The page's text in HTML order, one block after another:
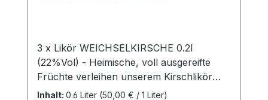
3 x Likör WEICHSELKIRSCHE 0.2l
(22%Vol) - Heimische, voll ausgereifte
Früchte verleihen unserem Kirschlikör
seinen einzigartigen Charakter und die
Inhalt: 0.6 Liter (50,00 € / 1 Liter)